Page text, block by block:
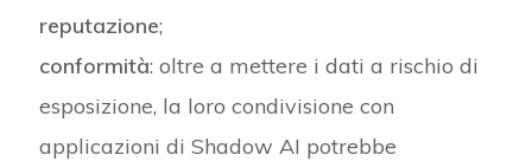
reputazione;
conformità: oltre a mettere i dati a rischio di
esposizione, la loro condivisione con
applicazioni di Shadow AI potrebbe